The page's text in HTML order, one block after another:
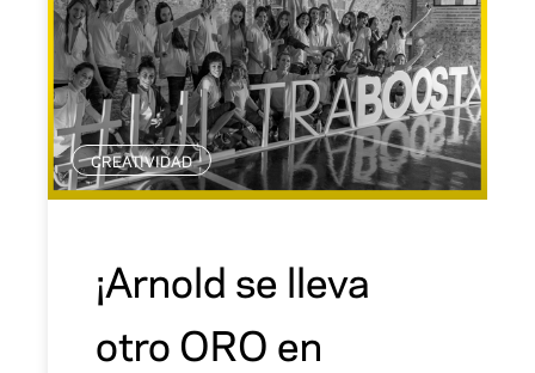
CREATIVIDAD
¡Arnold se lleva
otro ORO en